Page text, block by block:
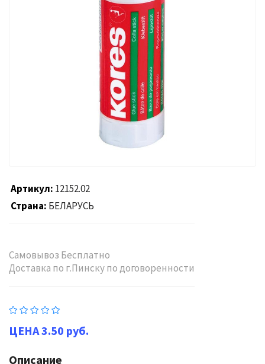
Артикул 12152.02
Страна БЕЛАРУСЬ
Самовывоз Бесплатно
Доставка по г.Пинску по договоренности
3.50 руб.
Описание